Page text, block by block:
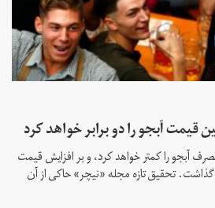
آبجو را دو برابر خواهد کرد
آبجو را کمتر خواهد کرد، و بر افزایش قیمت
گذاشت. تحقیق تازه‌ مجله «نیچر» حاکی از آن